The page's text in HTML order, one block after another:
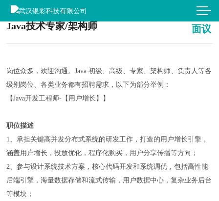
Java技术专家/架构师 面议
岗位众多，欢迎沟通。Java 初级、高级、专家、架构师、负责人等各
级别岗位、各类业务都有招聘需求，以下为部分举例：
【Java开发工程师-【用户增长】】
职位描述
1、承担关键高并发分布式系统的研发工作，打造的用户增长引擎，
涵盖用户增长，投放优化，程序化购买，用户分享传播等方向；
2、参与设计系统技术方案，核心代码开发和系统调优，包括高性能
后端引擎，海量数据存储和流式传输，用户数据中心，复杂业务后台
等模块；